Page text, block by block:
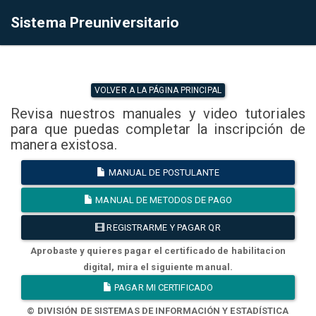
Sistema Preuniversitario
VOLVER A LA PÁGINA PRINCIPAL
Revisa nuestros manuales y video tutoriales
para que puedas completar la inscripción de
manera existosa.
MANUAL DE POSTULANTE
MANUAL DE METODOS DE PAGO
REGISTRARME Y PAGAR QR
Aprobaste y quieres pagar el certificado de habilitacion
digital, mira el siguiente manual.
PAGAR MI CERTIFICADO
© DIVISIÓN DE SISTEMAS DE INFORMACIÓN Y ESTADÍSTICA